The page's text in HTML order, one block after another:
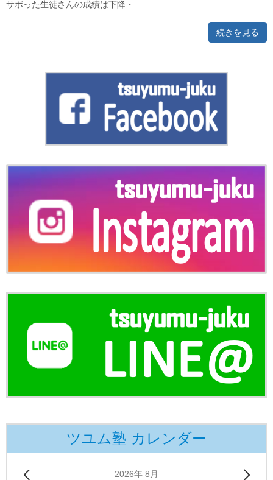
サボった生徒さんの成績は下降・ ...
続きを見る
ツユム塾 カレンダー
2026年 8月